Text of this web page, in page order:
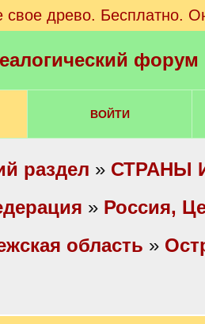
свое древо. Бесплатно.
ВОЙТИ
раздел » СТРАНЫ
» Россия,
область »